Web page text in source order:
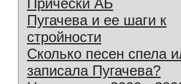
Пугачева и ее шаги к
стройности
Сколько песен спела
записала Пугачева?